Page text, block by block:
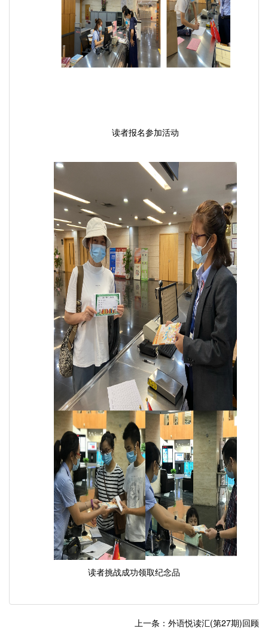
读者报名参加活动
读者挑战成功领取纪念品
上一条：外语悦读汇(第27期)回顾